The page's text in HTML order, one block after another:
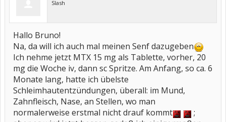
Slash
Hallo Bruno!
Na, da will ich auch mal meinen Senf dazugeben
Ich nehme jetzt MTX 15 mg als Tablette, vorher, 20
mg die Woche iv, dann sc Spritze. Am Anfang, so ca. 6
Monate lang, hatte ich übelste
Schleimhautentzündungen, überall: im Mund,
Zahnfleisch, Nase, an Stellen, wo man
normalerweise erstmal nicht drauf kommt
;